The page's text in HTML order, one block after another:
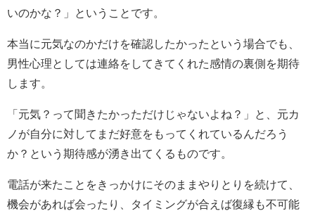
いのかな？」ということです。
本当に元気なのかだけを確認したかったという場合でも、
男性心理としては連絡をしてきてくれた感情の裏側を期待
します。
「元気？って聞きたかっただけじゃないよね？」と、元カ
ノが自分に対してまだ好意をもってくれているんだろう
か？という期待感が湧き出てくるものです。
電話が来たことをきっかけにそのままやりとりを続けて、
機会があれば会ったり、タイミングが合えば復縁も不可能